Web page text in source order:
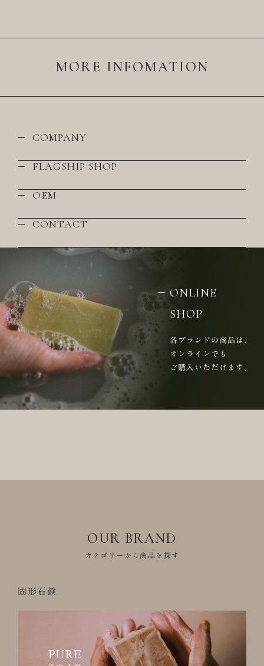
MORE INFOMATION
COMPANY
FLAGSHIP SHOP
OEM
CONTACT
ONLINE
SHOP
各ブランドの商品は、
オンラインでも
ご購入いただけます。
OUR BRAND
カテゴリーから商品を探す
固形石鹸